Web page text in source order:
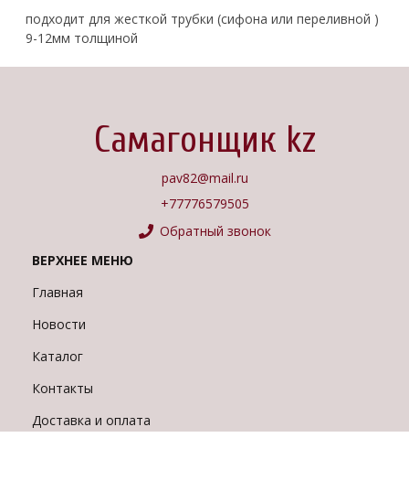
подходит для жесткой трубки (сифона или переливной )
9-12мм толщиной
Самагонщик kz
pav82@mail.ru
+77776579505
Обратный звонок
ВЕРХНЕЕ МЕНЮ
Главная
Новости
Каталог
Контакты
Доставка и оплата